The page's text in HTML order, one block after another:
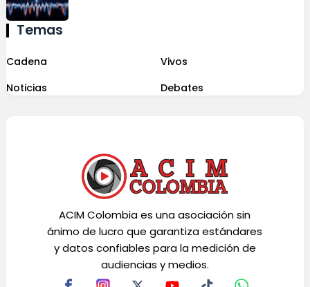
Temas
Cadena
Vivos
Noticias
Debates
ACIM Colombia es una asociación sin
ánimo de lucro que garantiza estándares
y datos confiables para la medición de
audiencias y medios.